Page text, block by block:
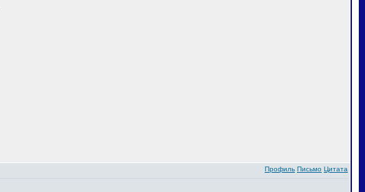
Профиль Письмо Цитата